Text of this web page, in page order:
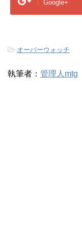
Google+
-オーバーウォッチ
執筆者： 管理人mtg